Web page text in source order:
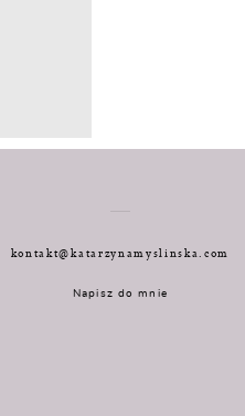
kontakt@katarzynamyslinska.com
Napisz do mnie